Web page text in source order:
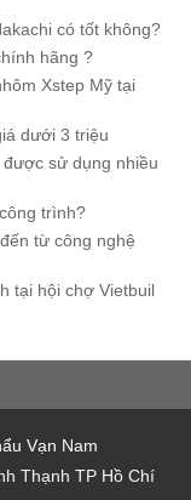
có tốt không?
hãng ?
Xstep Mỹ tại
dưới 3 triệu
sử dụng nhiều
trình?
từ công nghệ
tại hội chợ Vietbuil
Vạn Nam
Thạnh TP Hồ Chí